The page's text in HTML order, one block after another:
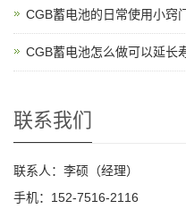
CGB蓄电池的日常使用小窍
CGB蓄电池怎么做可以延长
联系我们
联系人：李硕（经理）
手机：152-7516-2116